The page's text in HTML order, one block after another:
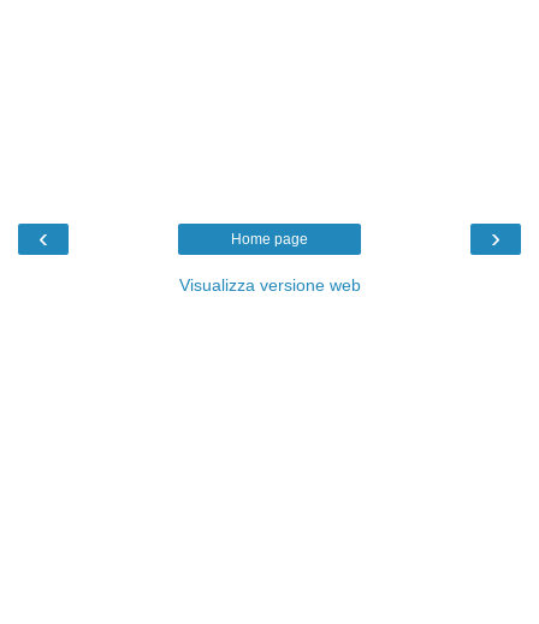
‹ ›
Home page
Visualizza versione web